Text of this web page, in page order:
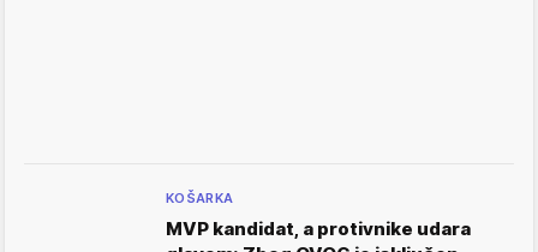
KOŠARKA
MVP kandidat, a protivnike udara